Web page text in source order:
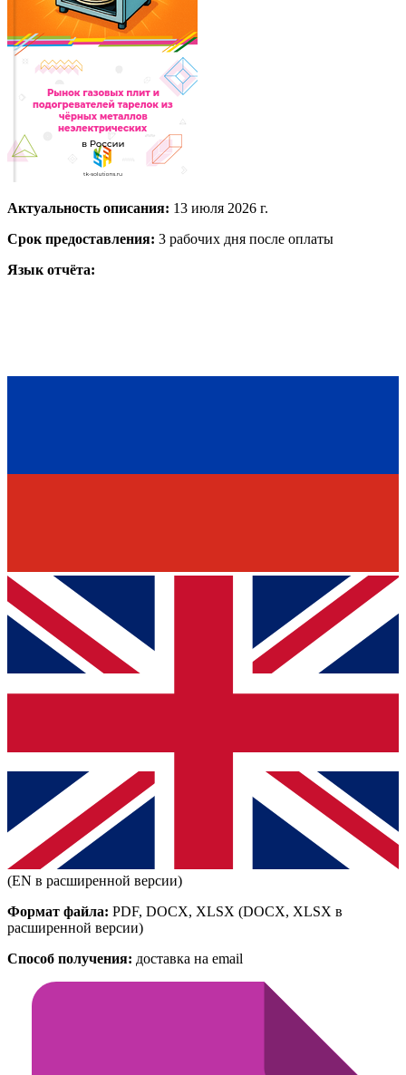
Актуальность описания: 13 июля 2026 г.
Срок предоставления: 3 рабочих дня после оплаты
Язык отчёта:
(EN в расширенной версии)
Формат файла: PDF, DOCX, XLSX (DOCX, XLSX в
расширенной версии)
Способ получения: доставка на email